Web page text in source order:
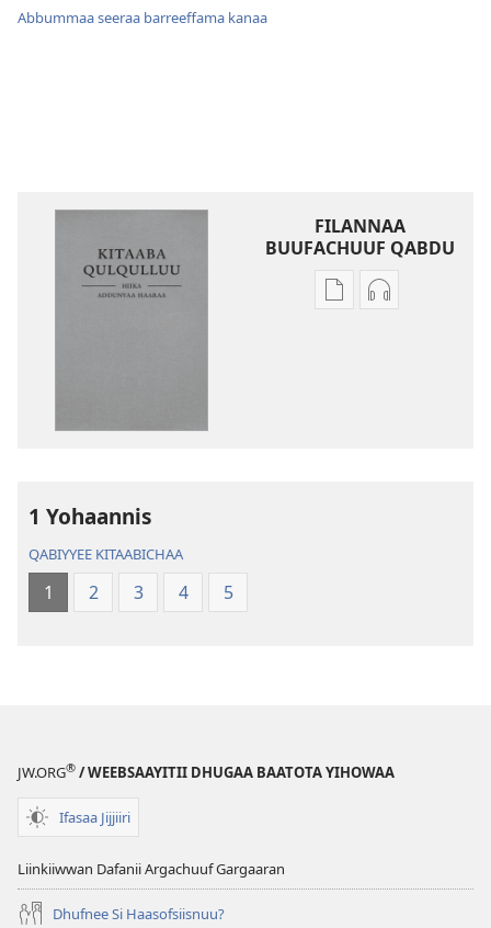
Abbummaa seeraa barreeffama kanaa
FILANNAA
BUUFACHUUF QABDU
Filannaawwan
1 Yohaannis
QABIYYEE KITAABICHAA
1 2 3 4 5
JW.ORG® / WEEBSAAYITII DHUGAA BAATOTA YIHOWAA
Ifasaa Jijjiiri
Liinkiiwwan Dafanii Argachuuf Gargaaran
Dhufnee Si Haasofsiisnuu?